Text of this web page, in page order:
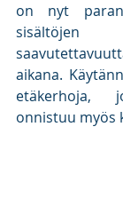
on nyt
sisältöjen
aikana.
etäkerhoja,
onnistuu myös